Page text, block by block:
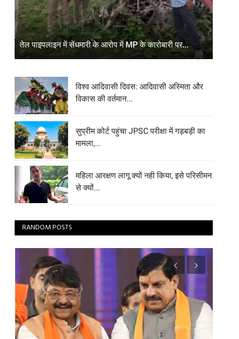
तेल पाइपलाइन में सेंधमारी के आरोप में MP के कारोबारी पर...
विश्व आदिवासी दिवस: आदिवासी अस्मिता और
विकास की वर्तमान...
सुप्रीम कोर्ट पहुंचा JPSC परीक्षा में गड़बड़ी का
मामला,...
महिला आरक्षण लागू क्यों नही किया, इसे परिसीमन
से क्यों...
RANDOM POSTS